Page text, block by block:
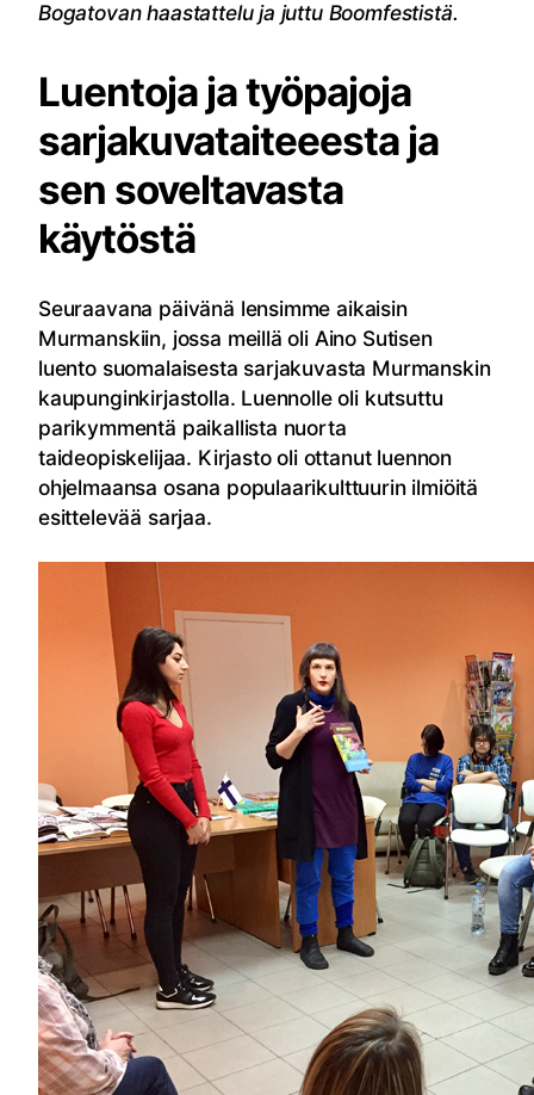
Bogatovan haastattelu ja juttu Boomfestistä.
Luentoja ja työpajoja
sarjakuvataiteeesta ja
sen soveltavasta
käytöstä
Seuraavana päivänä lensimme aikaisin
Murmanskiin, jossa meillä oli Aino Sutisen
luento suomalaisesta sarjakuvasta Murmanskin
kaupunginkirjastolla. Luennolle oli kutsuttu
parikymmentä paikallista nuorta
taideopiskelijaa. Kirjasto oli ottanut luennon
ohjelmaansa osana populaarikulttuurin ilmiöitä
esittelevää sarjaa.